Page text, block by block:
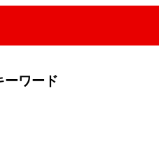
ーワード